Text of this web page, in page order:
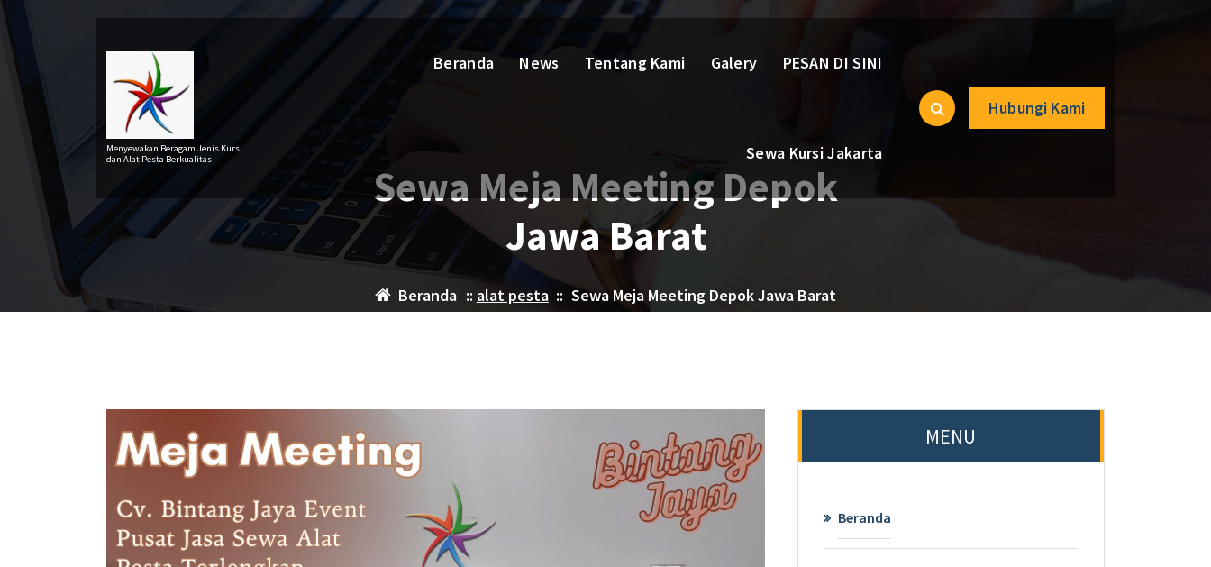
Lewati
ke
konten
Menyewakan Beragam Jenis Kursi
dan Alat Pesta Berkualitas
Beranda News Tentang Kami Galery PESAN DI SINI
Sewa Kursi Jakarta
Hubungi Kami
Sewa Meja Meeting Depok
Jawa Barat
Beranda :: alat pesta:: Sewa Meja Meeting Depok Jawa Barat
MENU
Beranda